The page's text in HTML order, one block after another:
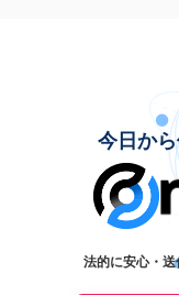
今日か
法的に安心・